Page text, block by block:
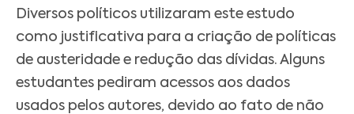
Diversos políticos utilizaram este estudo
como justificativa para a criação de políticas
de austeridade e redução das dívidas. Alguns
estudantes pediram acessos aos dados
usados pelos autores, devido ao fato de não